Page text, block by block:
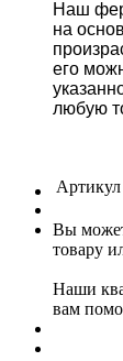
Наш
на
его
любую
Артикул
Вы
товару
Наши
вам